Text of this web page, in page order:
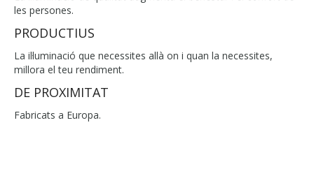
les persones.
PRODUCTIUS
La il·luminació que necessites allà on i quan la necessites,
millora el teu rendiment.
DE PROXIMITAT
Fabricats a Europa.